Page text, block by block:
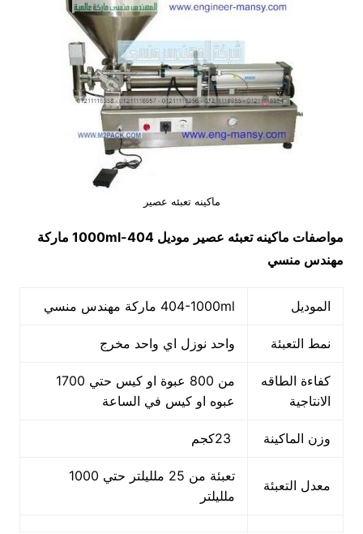
ماكينه تعبئه عصير
مواصفات ماكينه تعبئه عصير موديل 404-1000ml
ماركة
مهندس منسي
الموديل 404-1000ml ماركة مهندس منسي
نمط التعبئة واحد نوزل اي واحد مخرج
كفاءة الطاقه
الانتاجية
من 800 عبوة او كيس حتي 1700
عبوه او كيس في الساعة
وزن الماكينة
معدل التعبئة
تعبئة من 25 ملليلتر حتي 1000
ملليلتر